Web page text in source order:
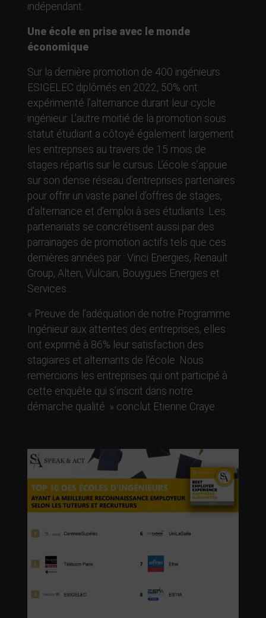
indépendant.
Une école en prise avec le monde
économique
Sur la dernière promotion de 400 ingénieurs
ESIGELEC diplômés en 2022, 50% ont
expérimenté l’alternance durant leur cycle
ingénieur. L’autre moitié de la promotion sous
statut étudiant a côtoyé également largement
les entreprises au travers de 15 mois de
stages répartis sur le cursus. L’école s’appuie
sur son dense réseau d’entreprises partenaires
pour offrir un vaste panel d’offres de stages,
d’alternance et d’emploi à ses étudiants. Les
partenariats se concrétisent aussi par des
parrainages de promotion actifs tels que ces
dernières années par : Vinci Energies, Renault
Group, Alten, Vulcain, Bouygues Energies et
Services…
« Preuve de l’adéquation de notre Programme
Ingénieur aux attentes des entreprises, elles
ont exprimé à 86% leur satisfaction des
stagiaires et alternants de l’école. Nous
remercions les entreprises qui ont participé à
cette enquête qui s’inscrit dans notre
démarche qualité. » conclut Etienne Craye.